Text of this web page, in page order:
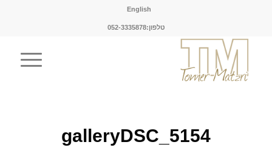
English
טלפון:052-3335878
galleryDSC_5154